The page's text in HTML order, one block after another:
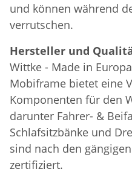
und können während
verrutschen.
Hersteller und
Wittke - Made in
Mobiframe bietet eine
Komponenten für den
darunter Fahrer- &
Schlafsitzbänke und
sind nach den
zertifiziert.